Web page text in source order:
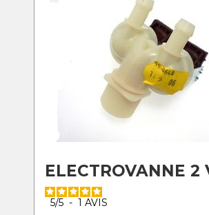
ELECTROVANNE 2
5/5 - 1 AVIS